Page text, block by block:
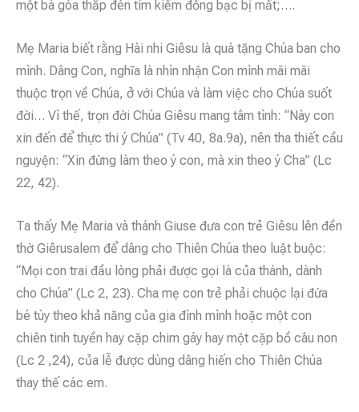
một bà góa thắp đèn tìm kiếm đồng bạc bị mất;….
Mẹ Maria biết rằng Hài nhi Giêsu là quà tặng Chúa ban cho
mình. Dâng Con, nghĩa là nhìn nhận Con mình mãi mãi
thuộc trọn về Chúa, ở với Chúa và làm việc cho Chúa suốt
đời… Vì thế, trọn đời Chúa Giêsu mang tâm tình: “Này con
xin đến để thực thi ý Chúa” (Tv 40, 8a.9a), nên tha thiết cầu
nguyện: “Xin đừng làm theo ý con, mà xin theo ý Cha” (Lc
22, 42).
Ta thấy Mẹ Maria và thánh Giuse đưa con trẻ Giêsu lên đền
thờ Giêrusalem để dâng cho Thiên Chúa theo luật buộc:
“Mọi con trai đầu lòng phải được gọi là của thánh, dành
cho Chúa” (Lc 2, 23). Cha mẹ con trẻ phải chuộc lại đứa
bé tùy theo khả năng của gia đình mình hoặc một con
chiên tinh tuyền hay cặp chim gáy hay một cặp bồ câu non
(Lc 2 ,24), của lễ được dùng dâng hiến cho Thiên Chúa
thay thế các em.